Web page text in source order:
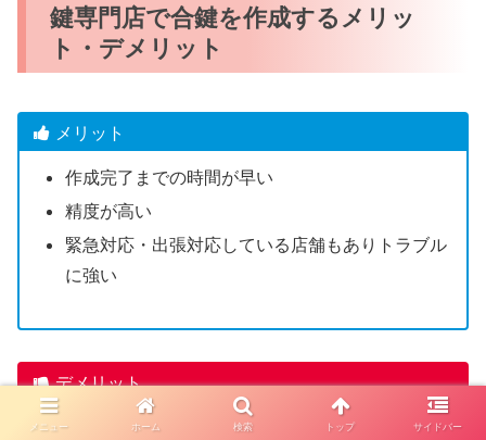
鍵専門店で合鍵を作成するメリッ
ト・デメリット
メリット
作成完了までの時間が早い
精度が高い
緊急対応・出張対応している店舗もありトラブル
に強い
デメリット
一部のディンプルキーは店舗で合鍵作成できない
メニュー ホーム 検索 トップ サイドバー